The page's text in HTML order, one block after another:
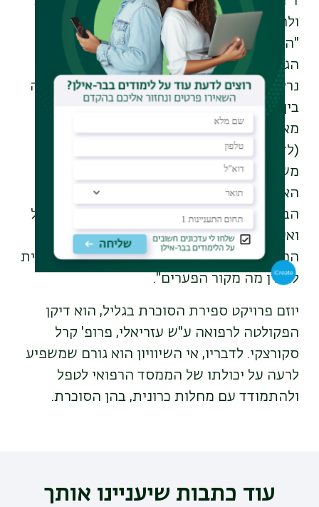
ולהטמעת תהליכים וסגנית יו״ר המיזם אמרה.
"הקשר בין המצב החברתי ובין שיעור הסוכרת
הגבוה בגליל כבר מוכר וידוע וגם במבט עולמי
נראים דברים דומים. הפערים בהיקף התחלואה
בין המרכז והפריפריה נובעים מהשילוב בין
מאפיינים רפואיים ובין מאפיינים חברתיים
(לדוגמה אוריינות, השכלה, הכנסה), והם
משפיעים על הבריאות מעצם אורח החיים של
האדם. אנחנו לא יכולים לנתק את ההסתכלות
הבריאותית מההבנה החברתית איפה אדם גדל
ואיפה הוא חי. היום בעולם האינטגרציה בין
המצב הקליני למצב החברתי היא הדרך העיקרית
להבין מה מקור הפערים".
יוזם פרויקט ספירת הסוכרת בגליל, הוא דיקן
הפקולטה לרפואה ע"ש עזריאלי, פרופ' קרל
סקורצקי. לדבריו, אי השיוויון הוא גורם שמשפיע
לרעה על יכולתו של הממסד הרפואי לטפל
ולהתמודד עם מחלות כרונית, בהן הסוכרת.
עוד כתבות שיעניינו אותך